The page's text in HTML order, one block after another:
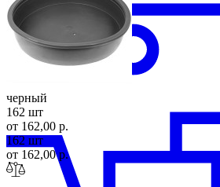
черный
162 шт
от 162,00 р.
162 шт
от 162,00 р.